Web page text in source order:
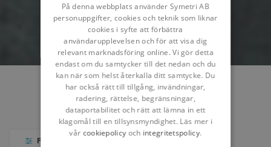
KURSER KALENDER
FILTER
På denna webbplats använder Symetri AB
personuppgifter, cookies och teknik som liknar
cookies i syfte att förbättra
användarupplevelsen och för att visa dig
relevant marknadsföring online. Vi gör detta
endast om du samtycker till det nedan och du
kan när som helst återkalla ditt samtycke. Du
har också rätt till tillgång, invändningar,
radering, rättelse, begränsningar,
dataportabilitet och rätt att lämna in ett
klagomål till en tillsynsmyndighet. Läs mer i
vår cookiepolicyoch integritetspolicy.